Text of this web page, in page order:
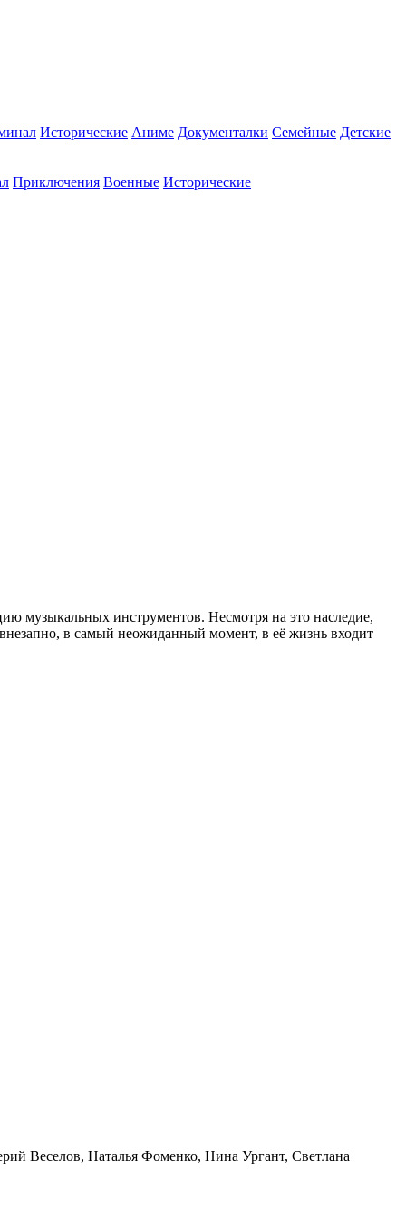
Исторические Аниме Документалки Семейные Детские
Приключения Военные Исторические
музыкальных инструментов. Несмотря на это наследие,
в самый неожиданный момент, в её жизнь входит
Веселов, Наталья Фоменко, Нина Ургант, Светлана